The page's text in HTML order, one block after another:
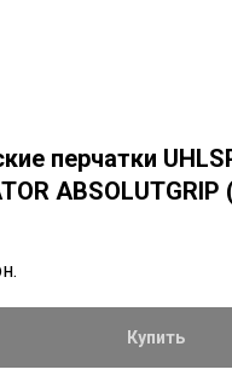
перчатки
ABSOLUTGRIP
Купить